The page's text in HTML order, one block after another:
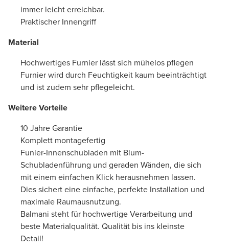
immer leicht erreichbar.
Praktischer Innengriff
Material
Hochwertiges Furnier lässt sich mühelos pflegen
Furnier wird durch Feuchtigkeit kaum beeinträchtigt
und ist zudem sehr pflegeleicht.
Weitere Vorteile
10 Jahre Garantie
Komplett montagefertig
Funier-Innenschubladen mit Blum-
Schubladenführung und geraden Wänden, die sich
mit einem einfachen Klick herausnehmen lassen.
Dies sichert eine einfache, perfekte Installation und
maximale Raumausnutzung.
Balmani steht für hochwertige Verarbeitung und
beste Materialqualität. Qualität bis ins kleinste
Detail!